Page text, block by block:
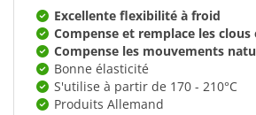
Excellente flexibilité à froid
Compense et remplace les clous
Compense les mouvements
Bonne élasticité
S'utilise à partir de 170 - 210°C
Produits Allemand